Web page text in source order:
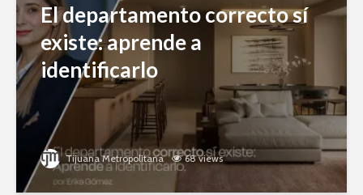
El departamento correcto sí
existe: aprende a
identificarlo
Tijuana Metropolitana 68 views